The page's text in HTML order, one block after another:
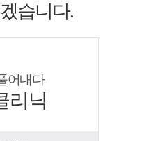
습니다.
어내다
리닉